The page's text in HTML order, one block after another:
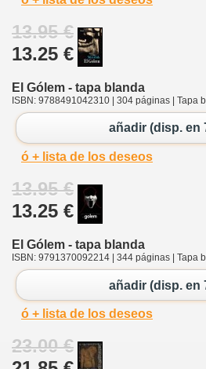
13.95 €
13.25 €
El Gólem - tapa blanda
ISBN: 9788491042310 | 304 páginas | Tapa
añadir (disp. en
ó + lista de los deseos
13.95 €
13.25 €
El Gólem - tapa blanda
ISBN: 9791370092214 | 344 páginas | Tapa
añadir (disp. en
ó + lista de los deseos
23.00 €